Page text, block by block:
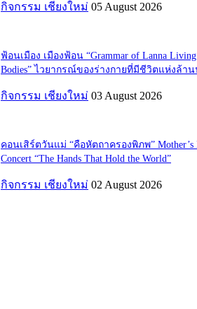
กิจกรรม เชียงใหม่ 05 August 2026
ฟ้อนเมือง เมืองฟ้อน “Grammar of Lanna Living
Bodies” ไวยากรณ์ของร่างกายที่มีชีวิตแห่งล้า
กิจกรรม เชียงใหม่ 03 August 2026
คอนเสิร์ตวันแม่ “คือหัตถาครองพิภพ” Mother’s
Concert “The Hands That Hold the World”
กิจกรรม เชียงใหม่ 02 August 2026